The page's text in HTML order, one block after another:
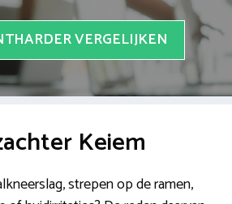
VERGELIJKEN
Keiem
strepen op de ramen,